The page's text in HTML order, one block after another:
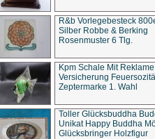
R&b Vorlegebesteck
Silber Robbe & Berking
Rosenmuster 6 Tlg.
Kpm Schale Mit Reklame
Versicherung
Zeptermarke 1. Wahl
Toller Glücksbuddha
Unikat Happy Buddha
Glücksbringer Holzfigur